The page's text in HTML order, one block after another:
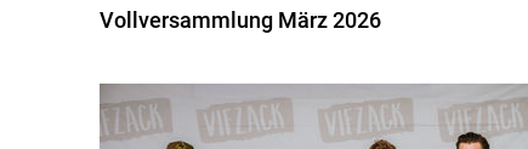
Vollversammlung März 2026